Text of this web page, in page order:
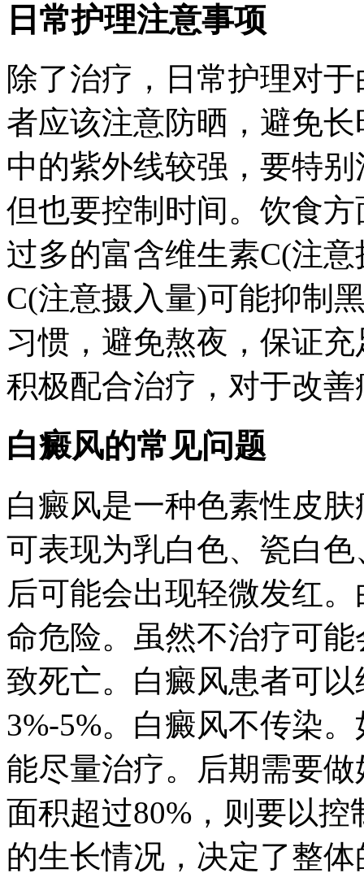
日常护理注意事项
除了治疗，日常护理对
者应该注意防晒，避免
中的紫外线较强，要特
但也要控制时间。饮食
过多的富含维生素C(注
C(注意摄入量)可能抑制
习惯，避免熬夜，保证
积极配合治疗，对于改
白癜风的常见问题
白癜风是一种色素性皮
可表现为乳白色、瓷白
后可能会出现轻微发红
命危险。虽然不治疗可
致死亡。白癜风患者可
3%-5%。白癜风不传染
能尽量治疗。后期需要
面积超过80%，则要以
的生长情况，决定了整